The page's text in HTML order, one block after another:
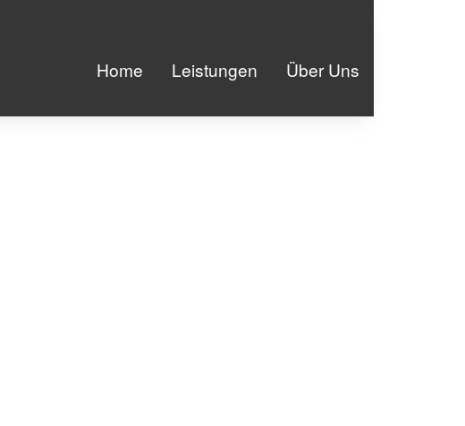
Home Leistungen Über Uns